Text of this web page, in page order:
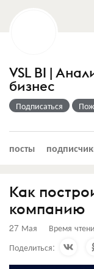
VSL BI |
бизнес
Подписаться
посты
Как
компанию
27 Мая Время
Поделиться: